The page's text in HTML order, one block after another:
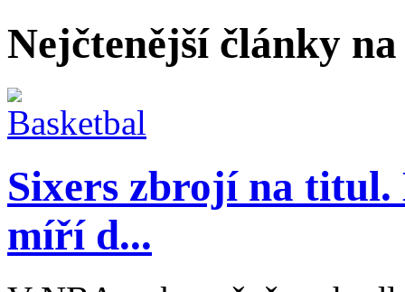
Nejčtenější články
Sixers zbrojí na
míří d...